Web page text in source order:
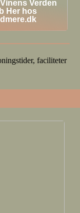
Verden
Her hos
faciliteter